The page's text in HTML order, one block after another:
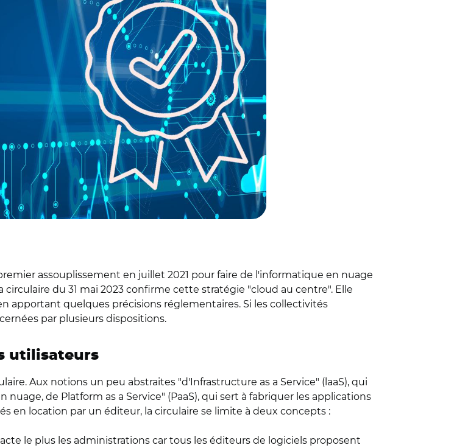
assouplissement en juillet 2021 pour faire de l'informatique en nuage
du 31 mai 2023 confirme cette stratégie "cloud au centre". Elle
quelques précisions réglementaires. Si les collectivités
par plusieurs dispositions.
utilisateurs
Aux notions un peu abstraites "d'Infrastructure as a Service" (laaS), qui
de Platform as a Service" (PaaS), qui sert à fabriquer les applications
en location par un éditeur, la circulaire se limite à deux concepts :
le plus les administrations car tous les éditeurs de logiciels proposent